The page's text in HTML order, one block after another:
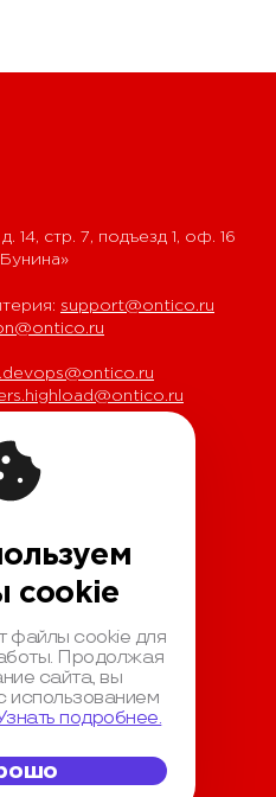
14, стр. 7, подъезд 1, оф. 16
support@ontico.ru
данных
данных
cookie
файлы cookie для
Продолжая
сайта, вы
использованием
подробнее.